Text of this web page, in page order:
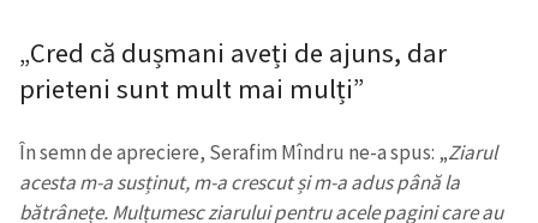
„Cred că dușmani aveți de ajuns, dar
prieteni sunt mult mai mulți”
În semn de apreciere, Serafim Mîndru ne-a spus: „Ziarul
acesta m-a susținut, m-a crescut și m-a adus până la
bătrânețe. Mulțumesc ziarului pentru acele pagini care au